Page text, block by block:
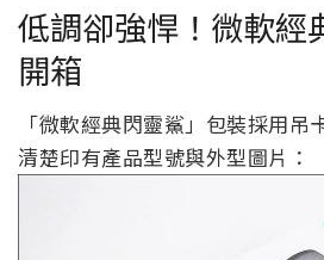
低調卻強悍！微軟經
開箱
「微軟經典閃靈鯊」包裝採用吊
清楚印有產品型號與外型圖片：